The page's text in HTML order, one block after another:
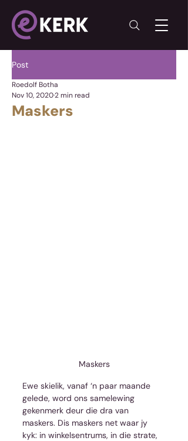
Post
Maskers
Roedolf Botha
Nov 10, 20202 min read
Maskers
Ewe skielik, vanaf ‘n paar maande
gelede, word ons samelewing
gekenmerk deur die dra van
maskers. Dis maskers net waar jy
kyk: in winkelsentrums, in die strate,